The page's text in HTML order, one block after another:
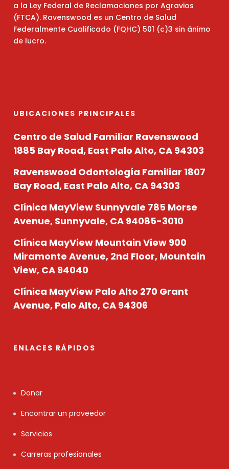
a la Ley Federal de Reclamaciones por Agravios
(FTCA). Ravenswood es un Centro de Salud
Federalmente Cualificado (FQHC) 501 (c)3 sin ánimo
de lucro.
UBICACIONES PRINCIPALES
Centro de Salud Familiar Ravenswood
1885 Bay Road, East Palo Alto, CA 94303
Ravenswood Odontología Familiar 1807
Bay Road, East Palo Alto, CA 94303
Clínica MayView Sunnyvale 785 Morse
Avenue, Sunnyvale, CA 94085-3010
Clínica MayView Mountain View 900
Miramonte Avenue, 2nd Floor, Mountain
View, CA 94040
Clínica MayView Palo Alto 270 Grant
Avenue, Palo Alto, CA 94306
ENLACES RÁPIDOS
Donar
Encontrar un proveedor
Servicios
Carreras profesionales